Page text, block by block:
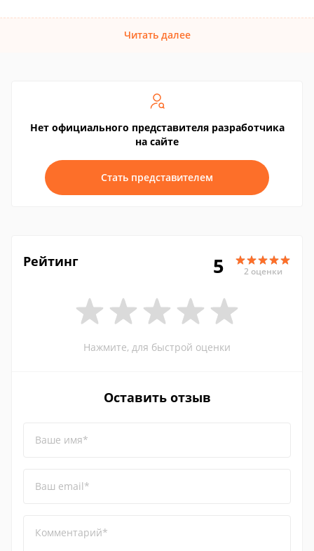
Читать далее
Нет официального представителя разработчика
на сайте
Стать представителем
Рейтинг 5 2 оценки
Нажмите, для быстрой оценки
Оставить отзыв
Ваше имя*
Ваш email*
Комментарий*